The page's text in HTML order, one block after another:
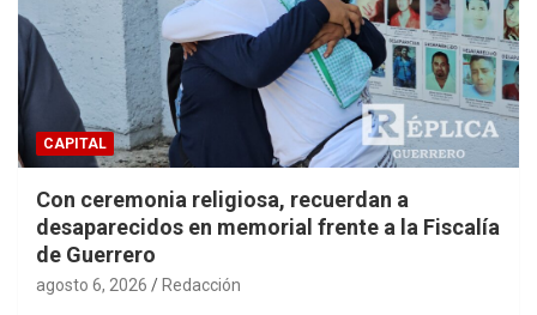
CAPITAL
Con ceremonia religiosa, recuerdan a
desaparecidos en memorial frente a la Fiscalía
de Guerrero
agosto 6, 2026 Redacción